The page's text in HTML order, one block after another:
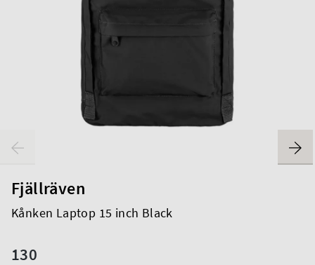
Fjällräven
Kånken Laptop 15 inch Black
130